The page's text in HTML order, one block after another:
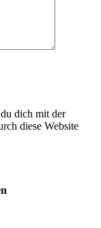
dich mit der
diese Website